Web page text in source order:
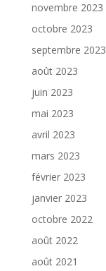
novembre 2023
octobre 2023
septembre 2023
août 2023
juin 2023
mai 2023
avril 2023
mars 2023
février 2023
janvier 2023
octobre 2022
août 2022
août 2021